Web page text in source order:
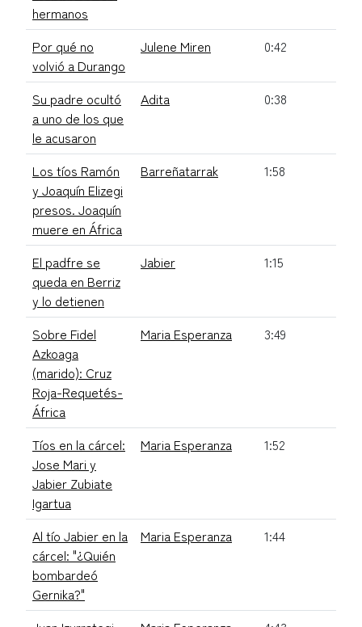
hermanos
Por qué no
volvió a Durango
Julene Miren 0:42
Su padre ocultó
a uno de los que
le acusaron
Adita 0:38
Los tíos Ramón
y Joaquín Elizegi
presos. Joaquín
muere en África
Barreñatarrak 1:58
El padfre se
queda en Berriz
y lo detienen
Jabier 1:15
Sobre Fidel
Azkoaga
(marido): Cruz
Roja-Requetés-
África
Maria Esperanza 3:49
Tíos en la cárcel:
Jose Mari y
Jabier Zubiate
Igartua
Maria Esperanza 1:52
Al tío Jabier en la
cárcel: "¿Quién
bombardeó
Gernika?"
Maria Esperanza 1:44